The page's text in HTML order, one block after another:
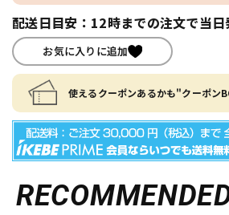
配送日目安：12時までの注文で当日
お気に入りに追加
使えるクーポンあるかも"クーポン